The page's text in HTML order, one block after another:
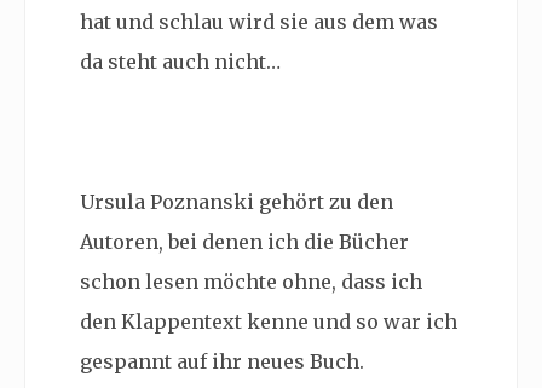
hat und schlau wird sie aus dem was
da steht auch nicht…
Ursula Poznanski gehört zu den
Autoren, bei denen ich die Bücher
schon lesen möchte ohne, dass ich
den Klappentext kenne und so war ich
gespannt auf ihr neues Buch.